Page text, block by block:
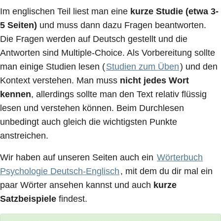
Im englischen Teil liest man eine kurze Studie (etwa 3-
5 Seiten) und muss dann dazu Fragen beantworten.
Die Fragen werden auf Deutsch gestellt und die
Antworten sind Multiple-Choice. Als Vorbereitung sollte
man einige Studien lesen (Studien zum Üben) und den
Kontext verstehen. Man muss nicht jedes Wort
kennen, allerdings sollte man den Text relativ flüssig
lesen und verstehen können. Beim Durchlesen
unbedingt auch gleich die wichtigsten Punkte
anstreichen.
Wir haben auf unseren Seiten auch ein Wörterbuch
Psychologie Deutsch-Englisch , mit dem du dir mal ein
paar Wörter ansehen kannst und auch kurze
Satzbeispiele findest.